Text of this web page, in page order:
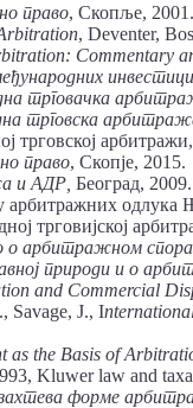
право, Скопље, 2001.
, Deventer,
Commentary
трговачка
трговска
трговској
право, Скопје, 2015.
и АДР, Београд, 2009.
одлука
трговијској
о арбитражном
природи и о
and Commercial
Savage, J., I
as the Basis of
Kluwer law and
форме